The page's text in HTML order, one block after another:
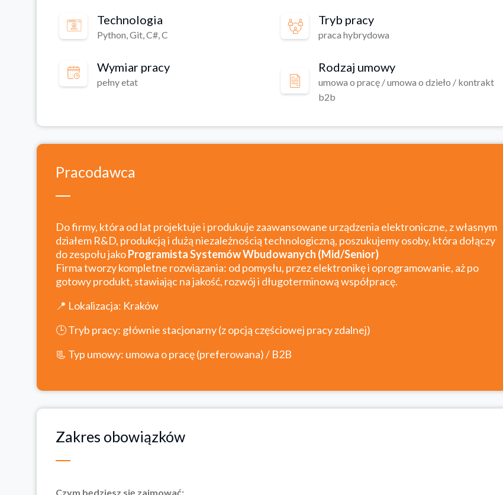
Technologia
Python, Git, C#, C
Tryb pracy
praca hybrydowa
Wymiar pracy
pełny etat
Rodzaj umowy
umowa o pracę / umowa o dzieło / kontrakt
b2b
Pracodawca
Do firmy, która od lat projektuje i produkuje zaawansowane urządzenia elektroniczne, z własnym
działem R&D, produkcją i dużą niezależnością technologiczną, poszukujemy osoby, która dołączy
do zespołu jakoProgramista Systemów Wbudowanych (Mid/Senior)
Firma tworzy kompletne rozwiązania: od pomysłu, przez elektronikę i oprogramowanie, aż po
gotowy produkt, stawiając na jakość, rozwój i długoterminową współpracę.
📍 Lokalizacja: Kraków
🕒 Tryb pracy: głównie stacjonarny (z opcją częściowej pracy zdalnej)
📃 Typ umowy: umowa o pracę (preferowana) / B2B
Zakres obowiązków
Czym będziesz się zajmować: